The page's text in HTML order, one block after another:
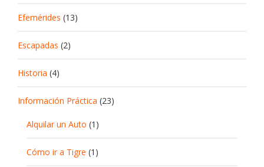
Efemérides (13)
Escapadas (2)
Historia (4)
Información Práctica (23)
Alquilar un Auto (1)
Cómo ir a Tigre (1)